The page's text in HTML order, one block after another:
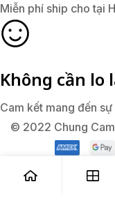
Miễn phí ship cho tại
Không cần lo
Cam kết mang đến
© 2022 Chung